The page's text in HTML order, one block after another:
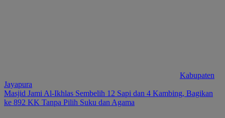
Kabupaten
Jayapura
Masjid Jami Al-Ikhlas Sembelih 12 Sapi dan 4 Kambing, Bagikan
ke 892 KK Tanpa Pilih Suku dan Agama